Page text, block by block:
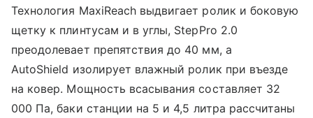
Технология MaxiReach выдвигает ролик и боковую
щетку к плинтусам и в углы, StepPro 2.0
преодолевает препятствия до 40 мм, а
AutoShield изолирует влажный ролик при въезде
на ковер. Мощность всасывания составляет 32
000 Па, баки станции на 5 и 4,5 литра рассчитаны